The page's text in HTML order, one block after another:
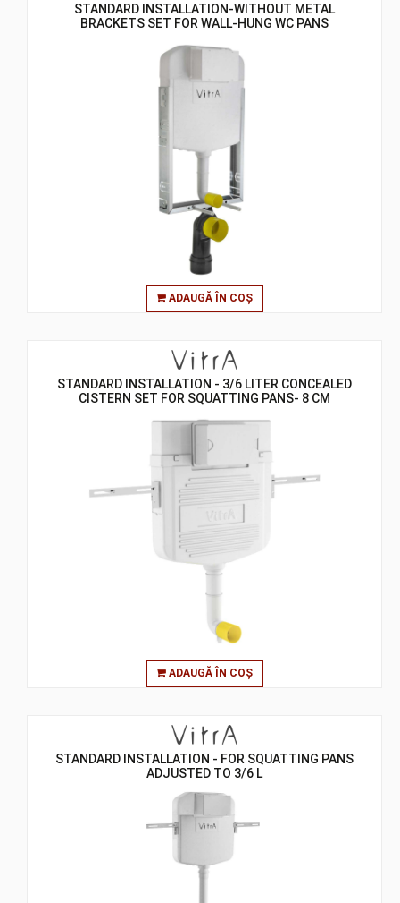
STANDARD INSTALLATION-WITHOUT METAL
BRACKETS SET FOR WALL-HUNG WC PANS
ADAUGĂ ÎN COȘ
STANDARD INSTALLATION - 3/6 LITER CONCEALED
CISTERN SET FOR SQUATTING PANS- 8 CM
ADAUGĂ ÎN COȘ
STANDARD INSTALLATION - FOR SQUATTING PANS
ADJUSTED TO 3/6 L